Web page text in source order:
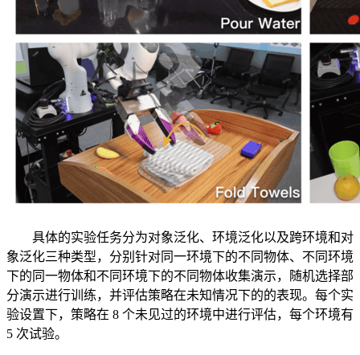
具体的实验任务分为对象泛化、环境泛化以及跨环境和对
象泛化三种类型，分别针对同一环境下的不同物体、不同环境
下的同一物体和不同环境下的不同物体收集演示，随机选择部
分演示进行训练，并评估策略在未知情况下的的表现。每个实
验设置下，策略在 8 个未见过的环境中进行评估，每个环境有
5 次试验。